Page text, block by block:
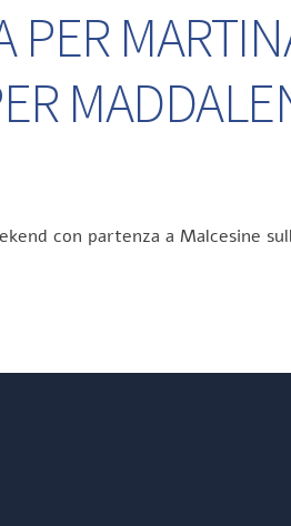
PER
con partenza a Malcesine